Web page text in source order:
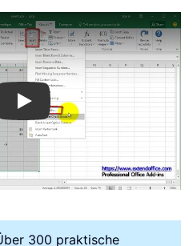
Play
300 praktische